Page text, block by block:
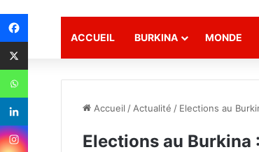
ACCUEIL BURKINA MONDE
Accueil / Actualité / Elections au
Elections au Burkina